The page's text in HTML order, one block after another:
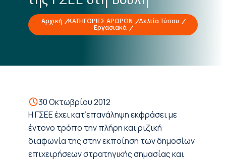
Αρχική ΚΑΤΗΓΟΡΙΕΣ ΑΡΘΡΩΝ
Δελτία Τύπου
Εργασιακά
30 Οκτωβρίου 2012
Η ΓΣΕΕ έχει κατ’επανάληψη εκφράσει με
έντονο τρόπο την πλήρη και ριζική
διαφωνία της στην εκποίηση των δημοσίων
επιχειρήσεων στρατηγικής σημασίας και